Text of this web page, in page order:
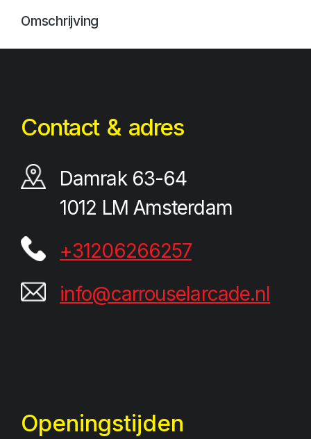
Omschrijving
Contact & adres
Damrak 63-64
1012 LM Amsterdam
+31206266257
info@carrouselarcade.nl
Openingstijden